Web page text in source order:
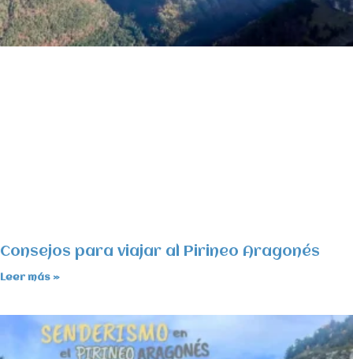
Consejos para viajar al Pirineo Aragonés
Leer más »